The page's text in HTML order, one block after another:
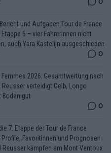
und Aufgaben Tour de France
6 – vier Fahrerinnen nicht
auch Yara Kastelijn ausgeschieden
0
Femmes 2026: Gesamtwertung nach
Reusser verteidigt Gelb, Longo
Boden gut
0
7. Etappe der Tour de France
Profile, Favoritinnen und Prognosen
Reusser kämpfen am Mont Ventoux